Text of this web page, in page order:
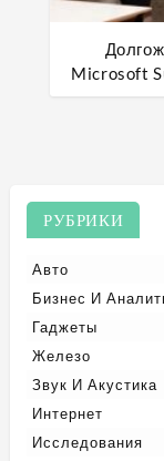
Microsoft
РУБРИКИ
Авто
Бизнес И
Гаджеты
Железо
Звук И Акустика
Интернет
Исследования